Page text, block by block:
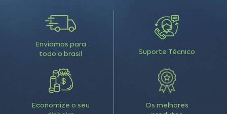
Enviamos para
todo o brasil
Suporte Técnico
Economize o seu
Os melhores